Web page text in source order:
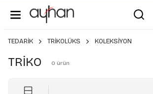
TEDARİK TRİKOLÜKS KOLEKSİYON
TRİKO 0 ürün